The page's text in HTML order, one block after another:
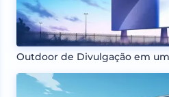
Outdoor de Divulgação em